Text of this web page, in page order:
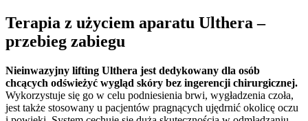
Terapia z użyciem aparatu Ulthera –
przebieg zabiegu
Nieinwazyjny lifting Ulthera jest dedykowany dla osób
chcących odświeżyć wygląd skóry bez ingerencji chirurgicznej.
Wykorzystuje się go w celu podniesienia brwi, wygładzenia czoła,
jest także stosowany u pacjentów pragnących ujędrnić okolicę oczu